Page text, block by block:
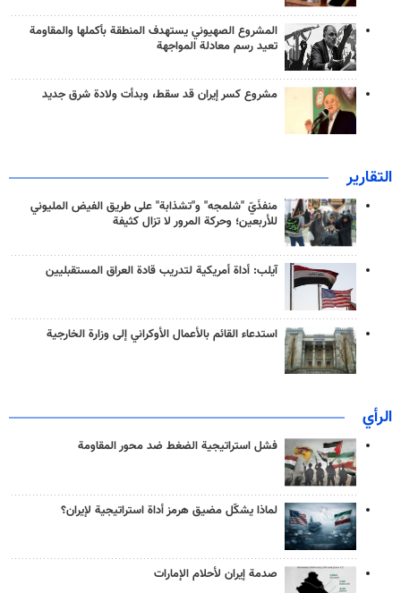
المشروع الصهيوني يستهدف المنطقة بأكملها والمقاومة
تعيد رسم معادلة المواجهة
مشروع كسر إيران قد سقط، وبدأت ولادة شرق جديد
التقارير
منفذَيّ "شلمجه" و"تشذابة" على طريق الفيض المليوني
للأربعين؛ وحركة المرور لا تزال كثيفة
آيلب: أداة أمريكية لتدريب قادة العراق المستقبليين
استدعاء القائم بالأعمال الأوكراني إلى وزارة الخارجية
الرأي
فشل استراتيجية الضغط ضد محور المقاومة
لماذا يشكّل مضيق هرمز أداة استراتيجية لإيران؟
صدمة إيران لأحلام الإمارات